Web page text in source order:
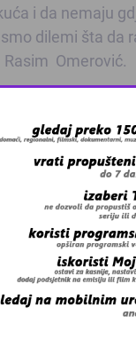
i da nemaju
dilemi šta da
Omerović.
službi već su
trenutku